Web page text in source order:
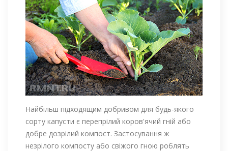
Найбільш підходящим добривом для будь-якого
сорту капусти є перепрілий коров'ячий гній або
добре дозрілий компост. Застосування ж
незрілого компосту або свіжого гною роблять